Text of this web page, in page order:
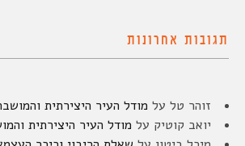
תגובות אחרונות
זוהר טל על מודל העיר היצירתית
יואב קוטיק על מודל העיר היצירתית